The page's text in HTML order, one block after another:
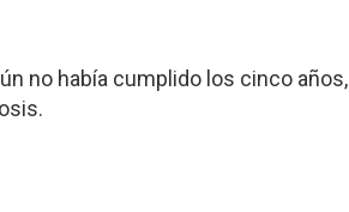
no había cumplido los cinco años,